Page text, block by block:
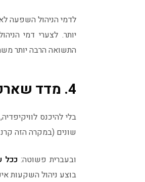
לדמי הניהול השפעה
יותר. לצערי דמי
התשואה הרבה יותר
4. מדד שארפ
בלי להיכנס לוויקיפדיה,
שונים (במקרה הזה
ובעברית פשוטה: ככל
בוצע ניהול השקעות